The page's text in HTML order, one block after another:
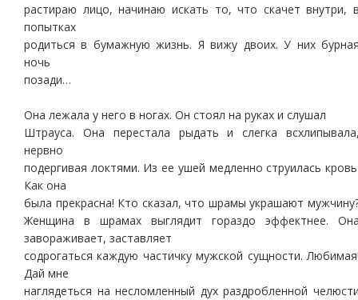
растираю лицо, начинаю искать то, что скачет внутри,
попытках
родиться в бумажную жизнь. Я вижу двоих. У них
ночь
позади…
Она лежала у него в ногах. Он стоял на руках и слушал
Штрауса. Она перестала рыдать и слегка
нервно
подергивая локтями. Из ее ушей медленно струилась
Как она
была прекрасна! Кто сказал, что шрамы украшают
Женщина в шрамах выглядит гораздо эффектнее.
завораживает, заставляет
содрогаться каждую частичку мужской сущности.
Дай мне
наглядеться на несломленный дух раздробленной